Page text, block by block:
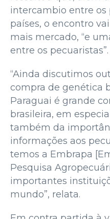
intercambio entre os
países, o encontro
mais mercado, “e
entre os pecuaristas”.
“Ainda discutimos
compra de genética
Paraguai é grande
brasileira, em
também da
informações aos
temos a Embrapa
Pesquisa
importantes
mundo”, relata.